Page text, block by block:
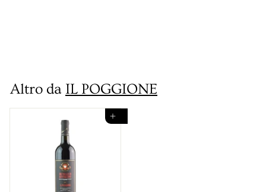
,
0
Altro da IL POGGIONE
Aggiungi al carrello